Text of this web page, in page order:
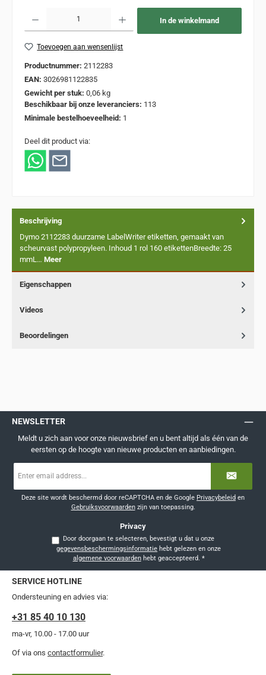
In de winkelmand
Toevoegen aan wensenlijst
Productnummer: 2112283
EAN: 3026981122835
Gewicht per stuk: 0,06 kg
Beschikbaar bij onze leveranciers: 113
Minimale bestelhoeveelheid: 1
Deel dit product via:
Beschrijving
Dymo 2112283 duurzame LabelWriter etiketten, gemaakt van
scheurvast polypropyleen. Inhoud 1 rol 160 etikettenBreedte: 25
mmL… Meer
Eigenschappen
Videos
Beoordelingen
NEWSLETTER
Meldt u zich aan voor onze nieuwsbrief en u bent altijd als één van de
eersten op de hoogte van nieuwe producten en aanbiedingen.
mailadres
Deze site wordt beschermd door reCAPTCHA en de Google Privacybeleid en
Gebruiksvoorwaardenzijn van toepassing.
Privacy
Door doorgaan te selecteren, bevestigt u dat u onze
gegevensbeschermingsinformatie
algemene voorwaardenhebt geaccepteerd. *
SERVICE HOTLINE
Ondersteuning en advies via:
+31 85 40 10 130
ma-vr, 10.00 - 17.00 uur
Of via ons contactformulier.